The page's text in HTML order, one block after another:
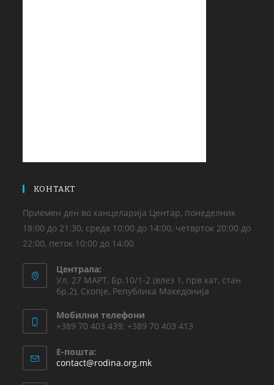
КОНТАКТ
Приемен ден во канцеларија Центар, понеделник
18:00 до 21:30, среда 10:00 до 14:00, четврток 20:00 до
22:00, петок 10:00 до 14:00
Централа:
Ул. 27 МАРТ, Бр.10/1-2 (влез 1, прв кат, стан
бр.2), Скопје, Република Македонија
Мобилни телефони
+389 70 403 439; +389 70 403 413
Е-пошта:
contact@rodina.org.mk